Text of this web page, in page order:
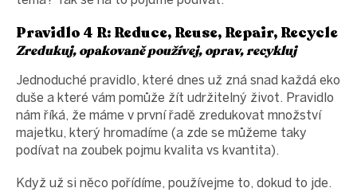
Pravidlo 4 R: Reduce, Reuse, Repair, Recycle
Zredukuj, opakovaně používej, oprav, recykluj
Jednoduché pravidlo, které dnes už zná snad každá eko
duše a které vám pomůže žít udržitelný život. Pravidlo
nám říká, že máme v první řadě zredukovat množství
majetku, který hromadíme (a zde se můžeme taky
podívat na zoubek pojmu kvalita vs kvantita).
Když už si něco pořídíme, používejme to, dokud to jde.